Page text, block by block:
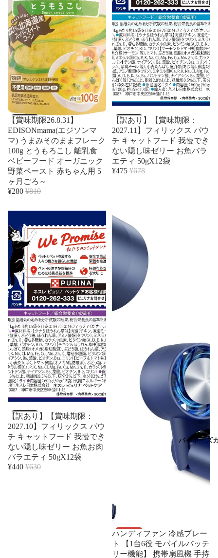
バイヤーズ
【賞味期限26.8.31】
EDISONmama(エジソンマ
マ) うまみそのままフレーク
100g とうもろこし 離乳食
ベビーフード オーガニック
野菜ペースト 赤ちゃん用 5
ヶ月ごろ～
¥280 ¥810
売り切れ
【訳あり】【賞味期限：
2027.11】フィリックス パウ
チ キャットフード 我慢でき
ない隠し味ゼリー お魚バラ
エティ 50gX12袋
¥475 ¥678
売り切れ
【訳あり】【賞味期限：
2027.10】フィリックス パウ
チ キャットフード 我慢でき
ない隠し味ゼリー お魚お肉
バラエティ 50gX12袋
¥440 ¥630
ハンディファン 冷感プレー
ト 【1台6役 モバイルバッテ
リー機能】 携帯扇風機 手持